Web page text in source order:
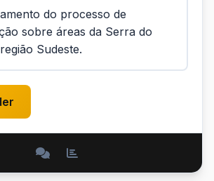
do processo de
sobre áreas da Serra do
Sudeste.